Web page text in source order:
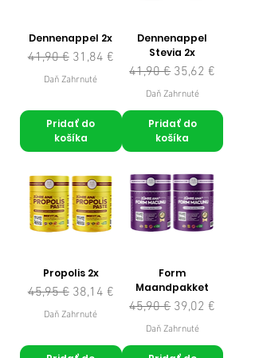
Dennenappel 2x
Normálna cena
41,90 € Zľavnená cena
31,84 €
Daň Zahrnuté
Pridať do
košíka
Dennenappel
Stevia 2x
Normálna cena
41,90 € Zľavnená cena
35,62 €
Daň Zahrnuté
Pridať do
košíka
Propolis 2x
Normálna cena
45,95 € Zľavnená cena
38,14 €
Daň Zahrnuté
Form
Maandpakket
Normálna cena
45,90 € Zľavnená cena
39,02 €
Daň Zahrnuté